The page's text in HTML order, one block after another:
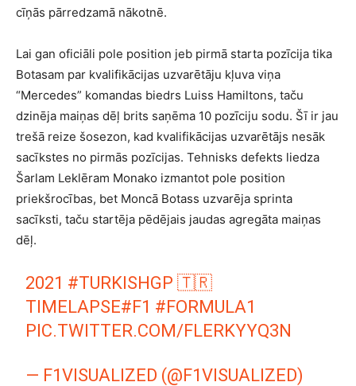
cīņās pārredzamā nākotnē.
Lai gan oficiāli pole position jeb pirmā starta pozīcija tika
Botasam par kvalifikācijas uzvarētāju kļuva viņa
“Mercedes” komandas biedrs Luiss Hamiltons, taču
dzinēja maiņas dēļ brits saņēma 10 pozīciju sodu. Šī ir jau
trešā reize šosezon, kad kvalifikācijas uzvarētājs nesāk
sacīkstes no pirmās pozīcijas. Tehnisks defekts liedza
Šarlam Leklēram Monako izmantot pole position
priekšrocības, bet Moncā Botass uzvarēja sprinta
sacīksti, taču startēja pēdējais jaudas agregāta maiņas
dēļ.
2021 #TURKISHGP 🇹🇷
TIMELAPSE#F1 #FORMULA1
PIC.TWITTER.COM/FLERKYYQ3N
— F1VISUALIZED (@F1VISUALIZED)